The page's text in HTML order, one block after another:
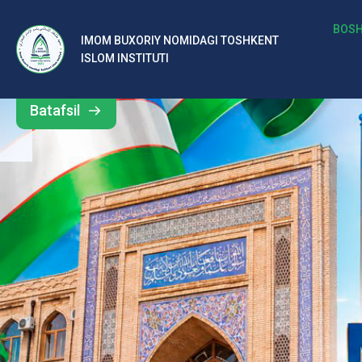
IMOM BUXORIY NOMIDAGI TOSHKENT
ISLOM INSTITUTI
b
al
ar
o‘
rt
a
si
d
Barcha
yangiliklar
Batafsil